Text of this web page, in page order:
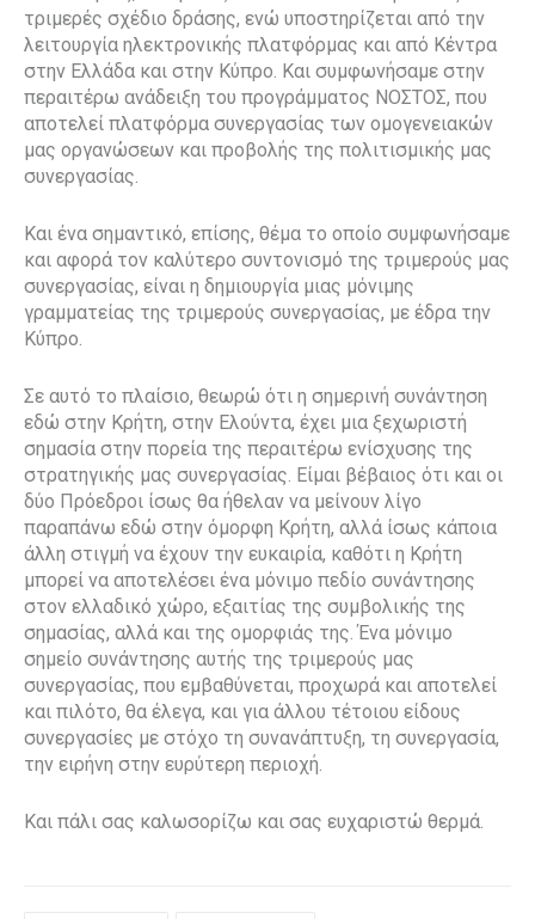
τριμερές σχέδιο δράσης, ενώ υποστηρίζεται από την
λειτουργία ηλεκτρονικής πλατφόρμας και από Κέντρα
στην Ελλάδα και στην Κύπρο. Και συμφωνήσαμε στην
περαιτέρω ανάδειξη του προγράμματος ΝΟΣΤΟΣ, που
αποτελεί πλατφόρμα συνεργασίας των ομογενειακών
μας οργανώσεων και προβολής της πολιτισμικής μας
συνεργασίας.
Και ένα σημαντικό, επίσης, θέμα το οποίο συμφωνήσαμε
και αφορά τον καλύτερο συντονισμό της τριμερούς μας
συνεργασίας, είναι η δημιουργία μιας μόνιμης
γραμματείας της τριμερούς συνεργασίας, με έδρα την
Κύπρο.
Σε αυτό το πλαίσιο, θεωρώ ότι η σημερινή συνάντηση
εδώ στην Κρήτη, στην Ελούντα, έχει μια ξεχωριστή
σημασία στην πορεία της περαιτέρω ενίσχυσης της
στρατηγικής μας συνεργασίας. Είμαι βέβαιος ότι και οι
δύο Πρόεδροι ίσως θα ήθελαν να μείνουν λίγο
παραπάνω εδώ στην όμορφη Κρήτη, αλλά ίσως κάποια
άλλη στιγμή να έχουν την ευκαιρία, καθότι η Κρήτη
μπορεί να αποτελέσει ένα μόνιμο πεδίο συνάντησης
στον ελλαδικό χώρο, εξαιτίας της συμβολικής της
σημασίας, αλλά και της ομορφιάς της. Ένα μόνιμο
σημείο συνάντησης αυτής της τριμερούς μας
συνεργασίας, που εμβαθύνεται, προχωρά και αποτελεί
και πιλότο, θα έλεγα, και για άλλου τέτοιου είδους
συνεργασίες με στόχο τη συνανάπτυξη, τη συνεργασία,
την ειρήνη στην ευρύτερη περιοχή.
Και πάλι σας καλωσορίζω και σας ευχαριστώ θερμά.